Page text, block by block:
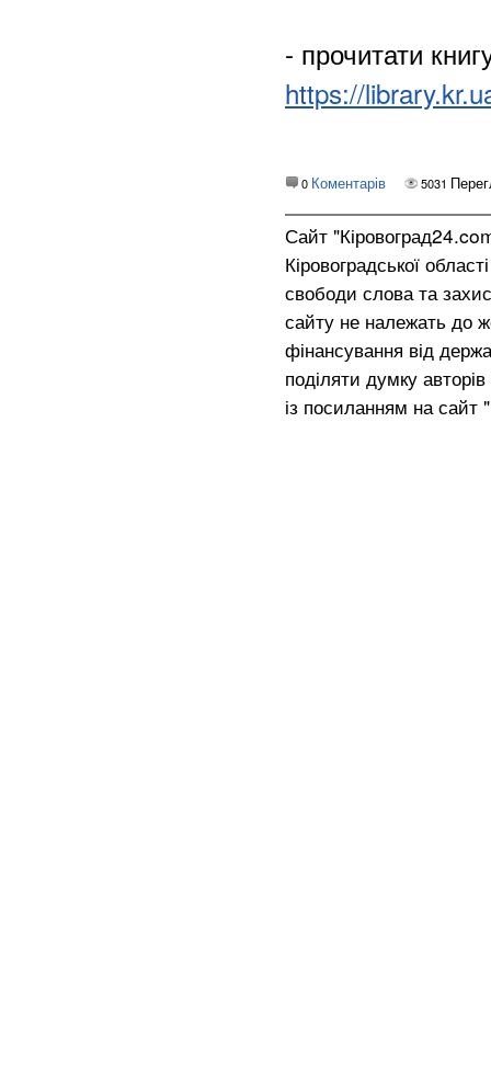
- прочитати
https://
0 Коментарів 5031
Сайт
Кіровоградської
свободи слова та
сайту не належать до
фінансування від
поділяти думку
із посиланням на сайт